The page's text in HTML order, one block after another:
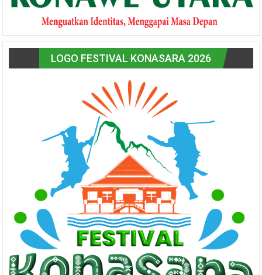
LOGO FESTIVAL KONASARA 2026